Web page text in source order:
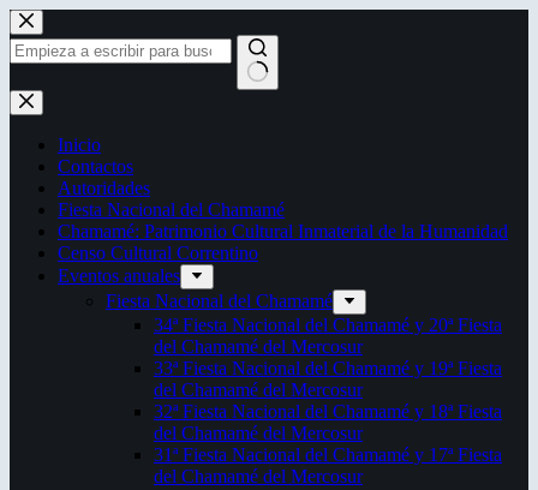
Saltar
al
contenido
Sin
resultados
Inicio
Contactos
Autoridades
Fiesta Nacional del Chamamé
Chamamé: Patrimonio Cultural Inmaterial de la Humanidad
Censo Cultural Correntino
Eventos anuales
Fiesta Nacional del Chamamé
34ª Fiesta Nacional del Chamamé y 20ª Fiesta
del Chamamé del Mercosur
33ª Fiesta Nacional del Chamamé y 19ª Fiesta
del Chamamé del Mercosur
32ª Fiesta Nacional del Chamamé y 18ª Fiesta
del Chamamé del Mercosur
31ª Fiesta Nacional del Chamamé y 17ª Fiesta
del Chamamé del Mercosur